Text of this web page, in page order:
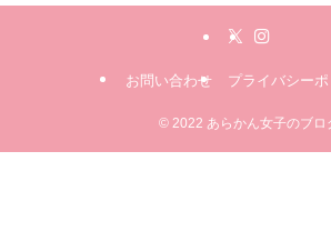
お問い合わせ プライバシー
©2022 あらかん女子のブロ